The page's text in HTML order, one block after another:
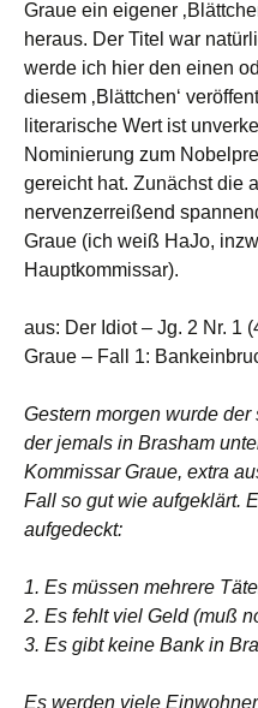
Graue ein eigener
heraus. Der Titel war
werde ich hier den einen
diesem ‚Blättchen‘
literarische Wert ist
Nominierung zum
gereicht hat. Zunächst die
nervenzerreißend
Graue (ich weiß HaJo,
Hauptkommissar).
aus: Der Idiot – Jg. 2 Nr. 1
Graue – Fall 1:
Gestern morgen wurde
der jemals in Brasham
Kommissar Graue, extra
Fall so gut wie aufgeklärt.
aufgedeckt:
1. Es müssen mehrere
2. Es fehlt viel Geld (muß
3. Es gibt keine Bank in
Es werden viele